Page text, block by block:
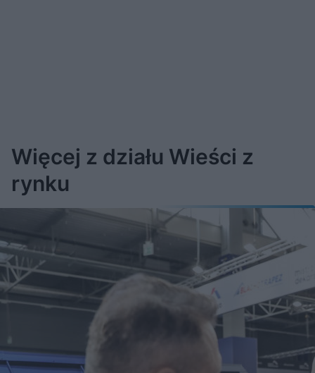
Więcej z działu Wieści z
rynku